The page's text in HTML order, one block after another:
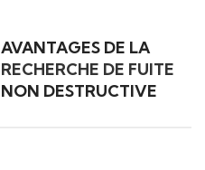
AVANTAGES DE LA
RECHERCHE DE FUITE
NON DESTRUCTIVE